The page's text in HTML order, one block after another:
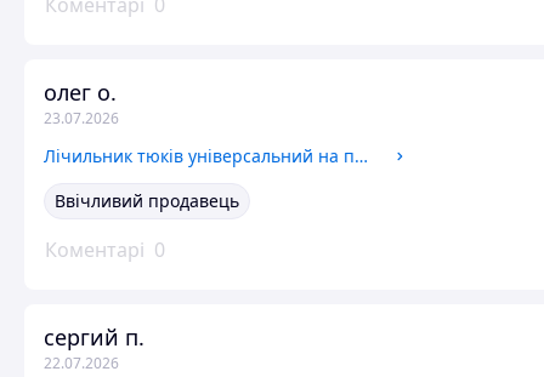
олег о.
23.07.2026
Лічильник тюків універсальний на прес-підбирачі Welger 1101.22.01.45 60.001 0995.10.01.00 60.051.01 1101220145 60001 0995100100
Ввічливий продавець
Коментарі 0
сергий п.
22.07.2026